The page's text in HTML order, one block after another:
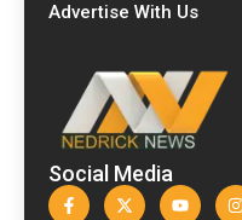
Advertise With Us
Social Media